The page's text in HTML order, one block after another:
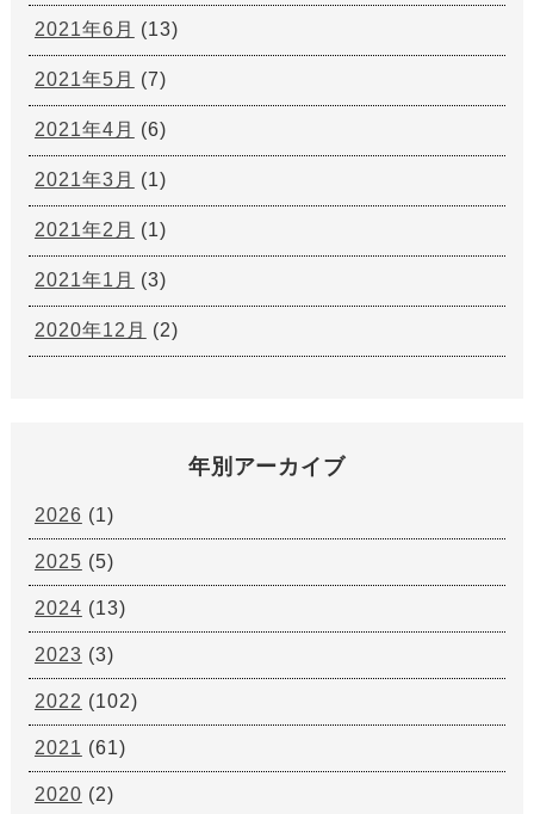
2021年6月 (13)
2021年5月 (7)
2021年4月 (6)
2021年3月 (1)
2021年2月 (1)
2021年1月 (3)
2020年12月 (2)
年別アーカイブ
2026 (1)
2025 (5)
2024 (13)
2023 (3)
2022 (102)
2021 (61)
2020 (2)